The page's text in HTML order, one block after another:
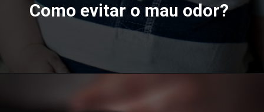
Como evitar o mau odor?